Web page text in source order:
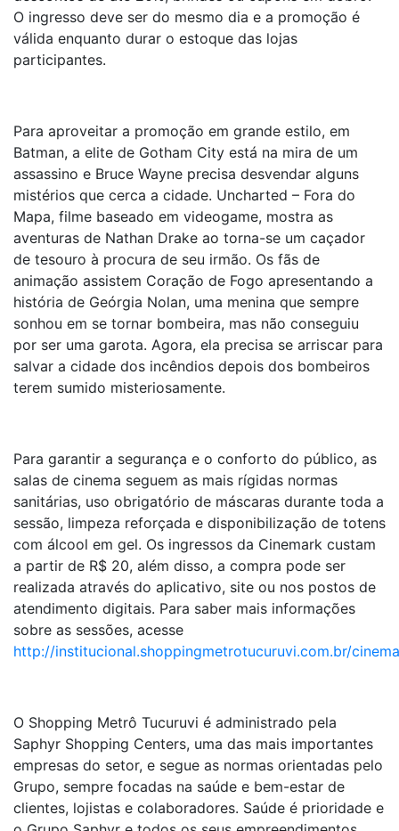
O ingresso deve ser do mesmo dia e a promoção é
válida enquanto durar o estoque das lojas
participantes.
Para aproveitar a promoção em grande estilo, em
Batman, a elite de Gotham City está na mira de um
assassino e Bruce Wayne precisa desvendar alguns
mistérios que cerca a cidade. Uncharted – Fora do
Mapa, filme baseado em videogame, mostra as
aventuras de Nathan Drake ao torna-se um caçador
de tesouro à procura de seu irmão. Os fãs de
animação assistem Coração de Fogo apresentando a
história de Geórgia Nolan, uma menina que sempre
sonhou em se tornar bombeira, mas não conseguiu
por ser uma garota. Agora, ela precisa se arriscar para
salvar a cidade dos incêndios depois dos bombeiros
terem sumido misteriosamente.
Para garantir a segurança e o conforto do público, as
salas de cinema seguem as mais rígidas normas
sanitárias, uso obrigatório de máscaras durante toda a
sessão, limpeza reforçada e disponibilização de totens
com álcool em gel. Os ingressos da Cinemark custam
a partir de R$ 20, além disso, a compra pode ser
realizada através do aplicativo, site ou nos postos de
atendimento digitais. Para saber mais informações
sobre as sessões, acesse
http://institucional.shoppingmetrotucuruvi.com.br/
O Shopping Metrô Tucuruvi é administrado pela
Saphyr Shopping Centers, uma das mais importantes
empresas do setor, e segue as normas orientadas pelo
Grupo, sempre focadas na saúde e bem-estar de
clientes, lojistas e colaboradores. Saúde é prioridade e